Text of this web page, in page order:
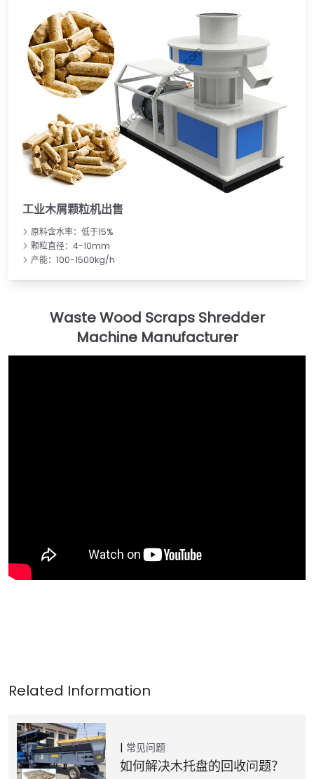
工业木屑颗粒机出售
原料含水率：低于15%
颗粒直径：4-10mm
产能：100-1500kg/h
常见问题
如何解决木托盘的回收问题？